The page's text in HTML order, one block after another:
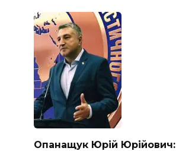
Опанащук Юрій Юрійович: